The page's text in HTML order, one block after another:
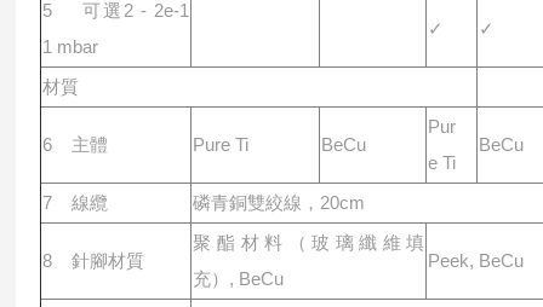
5 可選2 - 2e-1
1 mbar
✓ ✓
材質
6 主體 Pure Ti BeCu
Pur
e Ti
BeCu
7 線纜 磷⻘銅雙絞線，20cm
8 針腳材質
聚酯材料（玻璃纖維填
充）, BeCu
Peek, BeCu